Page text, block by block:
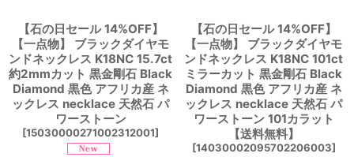
【石の日セール 14%OFF】
【一点物】 ブラックダイヤモ
ンドネックレス K18NC 15.7ct
約2mmカット 黒金剛石 Black
Diamond 黒色 アフリカ産 ネ
ックレス necklace 天然石 パ
ワーストーン
[15030000271002312001]
【石の日セール 14%OFF】
【一点物】 ブラックダイヤモ
ンドネックレス K18NC 101ct
ミラーカット 黒金剛石 Black
Diamond 黒色 アフリカ産 ネ
ックレス necklace 天然石 パ
ワーストーン 101カラット
【送料無料】
[14030002095702206003]